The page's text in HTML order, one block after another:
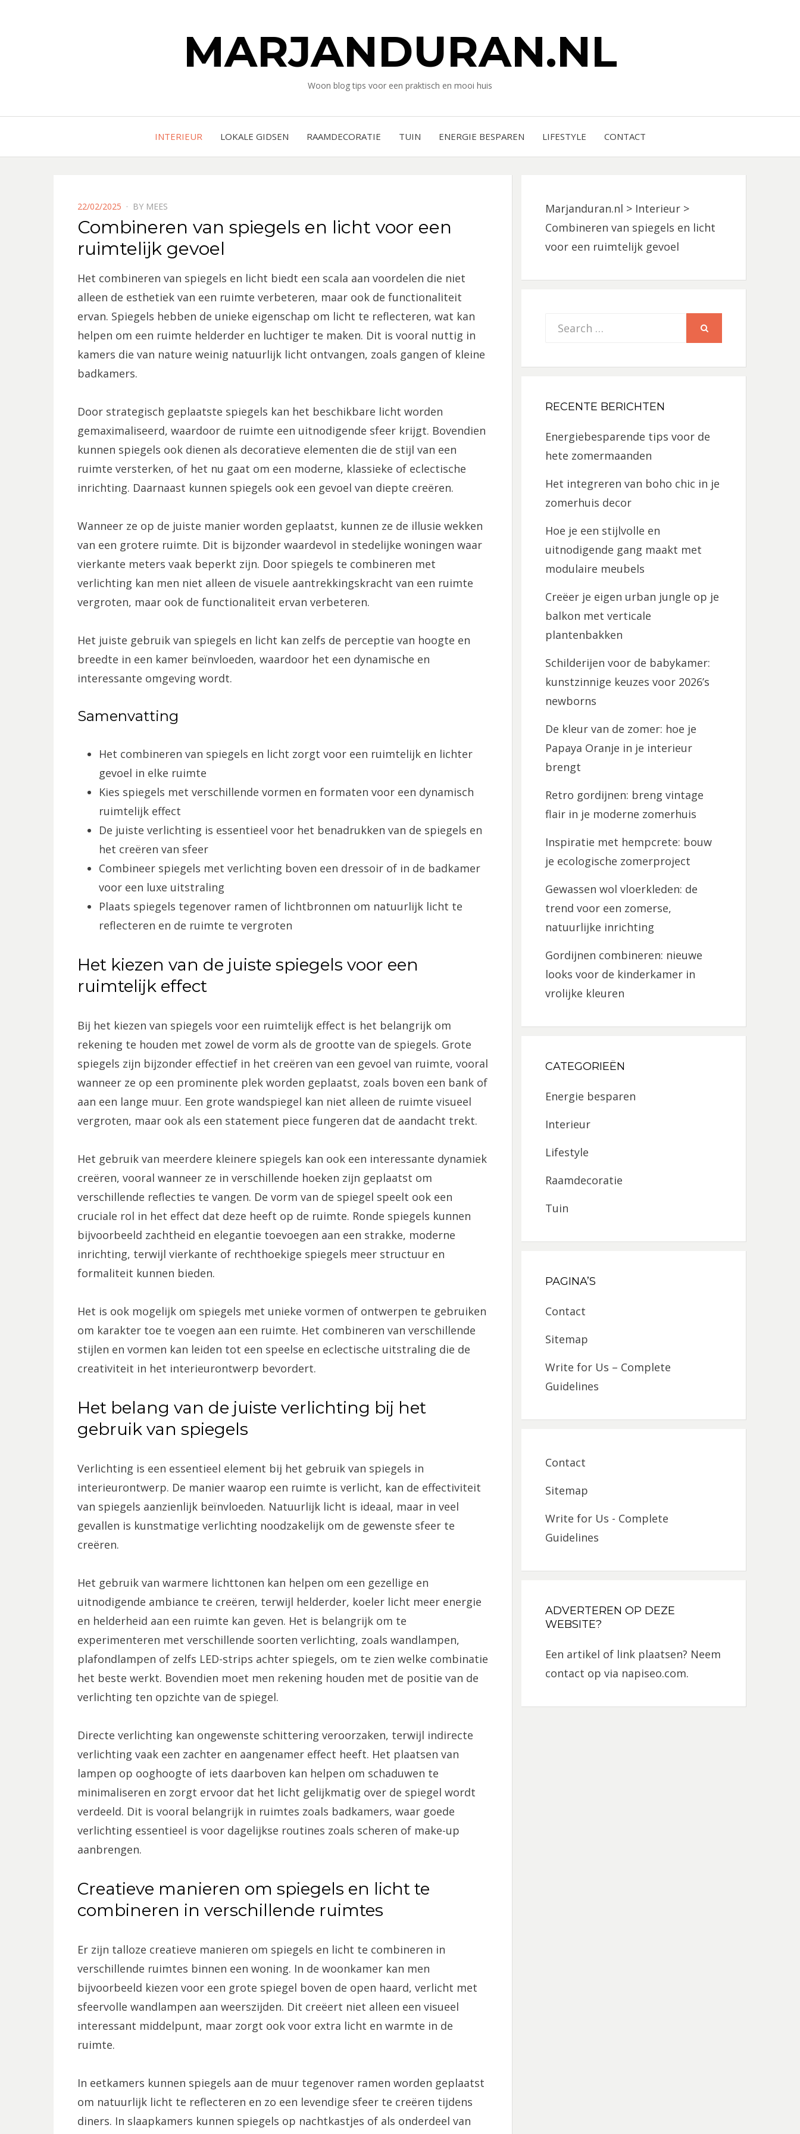
MARJANDURAN.NL
Woon blog tips voor een praktisch en mooi huis
INTERIEUR LOKALE GIDSEN RAAMDECORATIE TUIN ENERGIE BESPAREN LIFESTYLE CONTACT
POSTED
ON
22/02/2025 BY MEES
Combineren van spiegels en licht voor een
ruimtelijk gevoel
Het combineren van spiegels en licht biedt een scala aan voordelen die niet
alleen de esthetiek van een ruimte verbeteren, maar ook de functionaliteit
ervan. Spiegels hebben de unieke eigenschap om licht te reflecteren, wat kan
helpen om een ruimte helderder en luchtiger te maken. Dit is vooral nuttig in
kamers die van nature weinig natuurlijk licht ontvangen, zoals gangen of kleine
badkamers.
Door strategisch geplaatste spiegels kan het beschikbare licht worden
gemaximaliseerd, waardoor de ruimte een uitnodigende sfeer krijgt. Bovendien
kunnen spiegels ook dienen als decoratieve elementen die de stijl van een
ruimte versterken, of het nu gaat om een moderne, klassieke of eclectische
inrichting. Daarnaast kunnen spiegels ook een gevoel van diepte creëren.
Wanneer ze op de juiste manier worden geplaatst, kunnen ze de illusie wekken
van een grotere ruimte. Dit is bijzonder waardevol in stedelijke woningen waar
vierkante meters vaak beperkt zijn. Door spiegels te combineren met
verlichting kan men niet alleen de visuele aantrekkingskracht van een ruimte
vergroten, maar ook de functionaliteit ervan verbeteren.
Het juiste gebruik van spiegels en licht kan zelfs de perceptie van hoogte en
breedte in een kamer beïnvloeden, waardoor het een dynamische en
interessante omgeving wordt.
Samenvatting
Het combineren van spiegels en licht zorgt voor een ruimtelijk en lichter
gevoel in elke ruimte
Kies spiegels met verschillende vormen en formaten voor een dynamisch
ruimtelijk effect
De juiste verlichting is essentieel voor het benadrukken van de spiegels en
het creëren van sfeer
Combineer spiegels met verlichting boven een dressoir of in de badkamer
voor een luxe uitstraling
Plaats spiegels tegenover ramen of lichtbronnen om natuurlijk licht te
reflecteren en de ruimte te vergroten
Het kiezen van de juiste spiegels voor een
ruimtelijk effect
Bij het kiezen van spiegels voor een ruimtelijk effect is het belangrijk om
rekening te houden met zowel de vorm als de grootte van de spiegels. Grote
spiegels zijn bijzonder effectief in het creëren van een gevoel van ruimte, vooral
wanneer ze op een prominente plek worden geplaatst, zoals boven een bank of
aan een lange muur. Een grote wandspiegel kan niet alleen de ruimte visueel
vergroten, maar ook als een statement piece fungeren dat de aandacht trekt.
Het gebruik van meerdere kleinere spiegels kan ook een interessante dynamiek
creëren, vooral wanneer ze in verschillende hoeken zijn geplaatst om
verschillende reflecties te vangen. De vorm van de spiegel speelt ook een
cruciale rol in het effect dat deze heeft op de ruimte. Ronde spiegels kunnen
bijvoorbeeld zachtheid en elegantie toevoegen aan een strakke, moderne
inrichting, terwijl vierkante of rechthoekige spiegels meer structuur en
formaliteit kunnen bieden.
Het is ook mogelijk om spiegels met unieke vormen of ontwerpen te gebruiken
om karakter toe te voegen aan een ruimte. Het combineren van verschillende
stijlen en vormen kan leiden tot een speelse en eclectische uitstraling die de
creativiteit in het interieurontwerp bevordert.
Het belang van de juiste verlichting bij het
gebruik van spiegels
Verlichting is een essentieel element bij het gebruik van spiegels in
interieurontwerp. De manier waarop een ruimte is verlicht, kan de effectiviteit
van spiegels aanzienlijk beïnvloeden. Natuurlijk licht is ideaal, maar in veel
gevallen is kunstmatige verlichting noodzakelijk om de gewenste sfeer te
creëren.
Het gebruik van warmere lichttonen kan helpen om een gezellige en
uitnodigende ambiance te creëren, terwijl helderder, koeler licht meer energie
en helderheid aan een ruimte kan geven. Het is belangrijk om te
experimenteren met verschillende soorten verlichting, zoals wandlampen,
plafondlampen of zelfs LED-strips achter spiegels, om te zien welke combinatie
het beste werkt. Bovendien moet men rekening houden met de positie van de
verlichting ten opzichte van de spiegel.
Directe verlichting kan ongewenste schittering veroorzaken, terwijl indirecte
verlichting vaak een zachter en aangenamer effect heeft. Het plaatsen van
lampen op ooghoogte of iets daarboven kan helpen om schaduwen te
minimaliseren en zorgt ervoor dat het licht gelijkmatig over de spiegel wordt
verdeeld. Dit is vooral belangrijk in ruimtes zoals badkamers, waar goede
verlichting essentieel is voor dagelijkse routines zoals scheren of make-up
aanbrengen.
Creatieve manieren om spiegels en licht te
combineren in verschillende ruimtes
Er zijn talloze creatieve manieren om spiegels en licht te combineren in
verschillende ruimtes binnen een woning. In de woonkamer kan men
bijvoorbeeld kiezen voor een grote spiegel boven de open haard, verlicht met
sfeervolle wandlampen aan weerszijden. Dit creëert niet alleen een visueel
interessant middelpunt, maar zorgt ook voor extra licht en warmte in de
ruimte.
In eetkamers kunnen spiegels aan de muur tegenover ramen worden geplaatst
om natuurlijk licht te reflecteren en zo een levendige sfeer te creëren tijdens
diners. In slaapkamers kunnen spiegels op nachtkastjes of als onderdeel van
Marjanduran.nl > Interieur >
Combineren van spiegels en licht
voor een ruimtelijk gevoel
Search
RECENTE BERICHTEN
Energiebesparende tips voor de
hete zomermaanden
Het integreren van boho chic in je
zomerhuis decor
Hoe je een stijlvolle en
uitnodigende gang maakt met
modulaire meubels
Creëer je eigen urban jungle op je
balkon met verticale
plantenbakken
Schilderijen voor de babykamer:
kunstzinnige keuzes voor 2026’s
newborns
De kleur van de zomer: hoe je
Papaya Oranje in je interieur
brengt
Retro gordijnen: breng vintage
flair in je moderne zomerhuis
Inspiratie met hempcrete: bouw
je ecologische zomerproject
Gewassen wol vloerkleden: de
trend voor een zomerse,
natuurlijke inrichting
Gordijnen combineren: nieuwe
looks voor de kinderkamer in
vrolijke kleuren
CATEGORIEËN
Energie besparen
Interieur
Lifestyle
Raamdecoratie
Tuin
PAGINA’S
Contact
Sitemap
Write for Us – Complete
Guidelines
Contact
Sitemap
Write for Us - Complete
Guidelines
ADVERTEREN OP DEZE
WEBSITE?
Een artikel of link plaatsen? Neem
contact op via napiseo.com.